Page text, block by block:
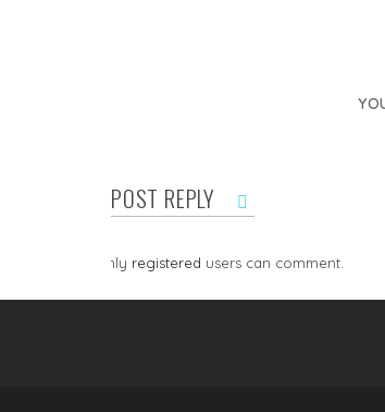
POST REPLY
Only registered users can comment.